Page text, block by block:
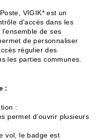
VIGIK* est un
d’accès dans les
de ses
de personnaliser
régulier des
les parties communes.
:
:
permet d’ouvrir plusieurs
vol, le badge est